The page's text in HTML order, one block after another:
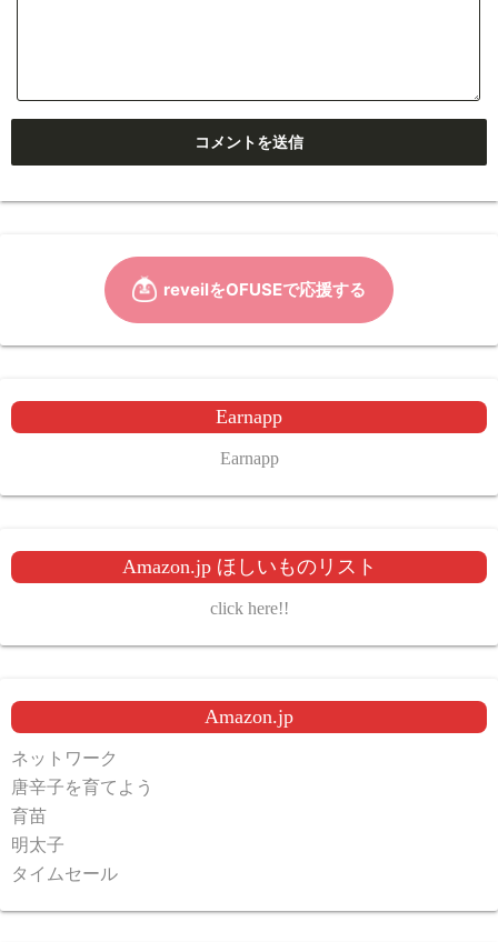
Earnapp
Earnapp
Amazon.jp ほしいものリスト
click here!!
Amazon.jp
ネットワーク
唐辛子を育てよう
育苗
明太子
タイムセール